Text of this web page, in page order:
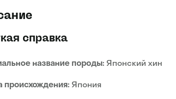
справка
название породы: Японский хин
происхождения: Япония